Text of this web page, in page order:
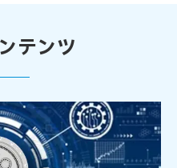
テンツ